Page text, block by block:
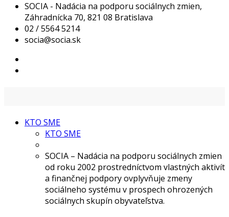
SOCIA - Nadácia na podporu sociálnych zmien,
Záhradnícka 70, 821 08 Bratislava
02 / 5564 5214
socia@socia.sk
KTO SME
KTO SME
SOCIA – Nadácia na podporu sociálnych zmien
od roku 2002 prostredníctvom vlastných aktivít
a finančnej podpory ovplyvňuje zmeny
sociálneho systému v prospech ohrozených
sociálnych skupín obyvateľstva.